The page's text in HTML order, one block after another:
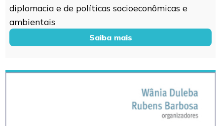
diplomacia e de políticas socioeconômicas e
ambientais
Saiba mais